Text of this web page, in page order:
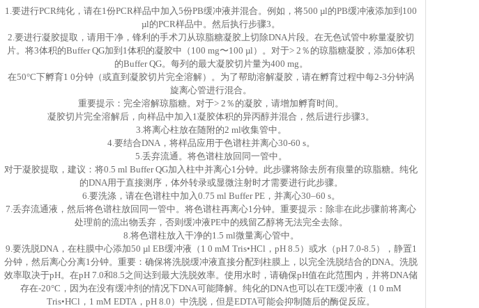
1.要进行PCR纯化，请在1份PCR样品中加入5份PB缓冲液并混合。例如，将500 µl的PB缓冲液添加到100
µl的PCR样品中。然后执行步骤3。
2.要进行凝胶提取，请用干净，锋利的手术刀从琼脂糖凝胶上切除DNA片段。在无色试管中称量凝胶切
片。将3体积的Buffer QG加到1体积的凝胶中（100 mg〜100 µl）。对于> 2％的琼脂糖凝胶，添加6体积
的Buffer QG。每列的最大凝胶切片量为400 mg。
在50°C下孵育1 0分钟（或直到凝胶切片完全溶解）。为了帮助溶解凝胶，请在孵育过程中每2-3分钟涡
旋离心管进行混合。
重要提示：完全溶解琼脂糖。对于> 2％的凝胶，请增加孵育时间。
凝胶切片完全溶解后，向样品中加入1凝胶体积的异丙醇并混合，然后进行步骤3。
3.将离心柱放在随附的2 ml收集管中。
4.要结合DNA，将样品应用于色谱柱并离心30-60 s。
5.丢弃流通。将色谱柱放回同一管中。
对于凝胶提取，建议：将0.5 ml Buffer QG加入柱中并离心1分钟。此步骤将除去所有痕量的琼脂糖。纯化
的DNA用于直接测序，体外转录或显微注射时才需要进行此步骤。
6.要洗涤，请在色谱柱中加入0.75 ml Buffer PE，并离心30–60 s。
7.丢弃流通液，然后将色谱柱放回同一管中。将色谱柱再离心1分钟。重要提示：除非在此步骤前将离心
处理前的流出物丢弃，否则缓冲液PE中的残留乙醇将无法完全去除。
8.将色谱柱放入干净的1.5 ml微量离心管中。
9.要洗脱DNA，在柱膜中心添加50 µl EB缓冲液（1 0 mM Tris•HCl，pH 8.5）或水（pH 7.0-8.5），静置1
分钟，然后离心分离1分钟。重要：确保将洗脱缓冲液直接分配到柱膜上，以完全洗脱结合的DNA。洗脱
效率取决于pH。在pH 7.0和8.5之间达到最大洗脱效率。使用水时，请确保pH值在此范围内，并将DNA储
存在-20°C，因为在没有缓冲剂的情况下DNA可能降解。纯化的DNA也可以在TE缓冲液（1 0 mM
Tris•HCl，1 mM EDTA，pH 8.0）中洗脱，但是EDTA可能会抑制随后的酶促反应。